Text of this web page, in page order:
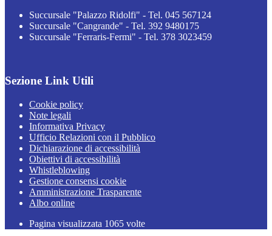
Succursale "Palazzo Ridolfi" - Tel. 045 567124
Succursale "Cangrande" - Tel. 392 9480175
Succursale "Ferraris-Fermi" - Tel. 378 3023459
Sezione Link Utili
Cookie policy
Note legali
Informativa Privacy
Ufficio Relazioni con il Pubblico
Dichiarazione di accessibilità
Obiettivi di accessibilità
Whistleblowing
Gestione consensi cookie
Amministrazione Trasparente
Albo online
Pagina visualizzata 1065 volte